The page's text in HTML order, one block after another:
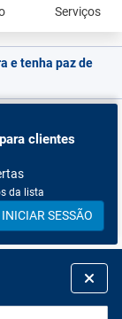
Serviços
e tenha paz de
clientes
da lista
INICIAR SESSÃO